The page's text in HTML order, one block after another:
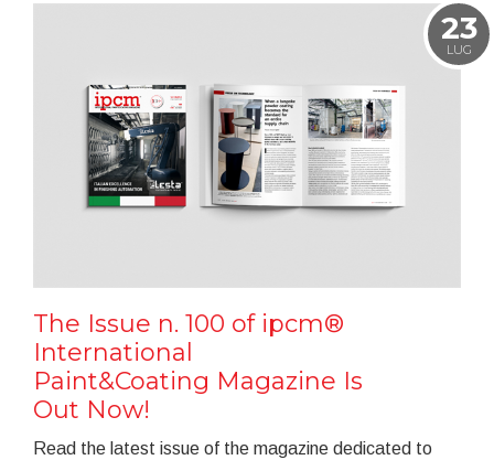
23
LUG
The Issue n. 100 of ipcm®
International
Paint&Coating Magazine Is
Out Now!
Read the latest issue of the magazine dedicated to